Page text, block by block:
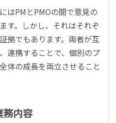
はPMとPMOの間で意見の
す。しかし、それはそれぞ
拠でもあります。両者が互
連携することで、個別のプ
体の成長を両立させること
務内容